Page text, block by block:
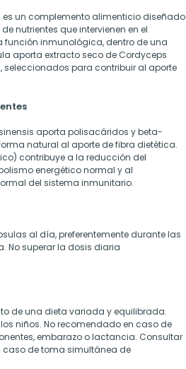
un complemento alimenticio diseñado
nutrientes que intervienen en el
función inmunológica, dentro de una
aporta extracto seco de Cordyceps
seleccionados para contribuir al aporte
aporta polisacáridos y beta-
natural al aporte de fibra dietética.
contribuye a la reducción del
energético normal y al
del sistema inmunitario.
al día, preferentemente durante las
No superar la dosis diaria
de una dieta variada y equilibrada.
niños. No recomendado en caso de
embarazo o lactancia. Consultar
caso de toma simultánea de